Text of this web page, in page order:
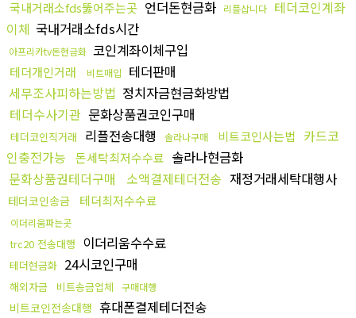
국내거래소fds뚫어주는곳 언더돈현금화 리플삽니다 테더코인계좌
이체 국내거래소fds시간
아프리카tv돈현금화 코인계좌이체구입
테더개인거래 비트매입
테더판매
세무조사피하는방법 정치자금현금화방법
테더수사기관 문화상품권코인구매
테더코인직거래 리플전송대행 솔라나구매 비트코인사는법 카드코
인충전가능
돈세탁최저수수료 솔라나현금화
문화상품권테더구매
소액결제테더전송 재정거래세탁대행사
테더코인송금 테더최저수수료
이더리움파는곳
trc20 전송대행 이더리움수수료
테더현금화 24시코인구매
해외자금 비트송금업체 구매대행
비트코인전송대행 휴대폰결제테더전송